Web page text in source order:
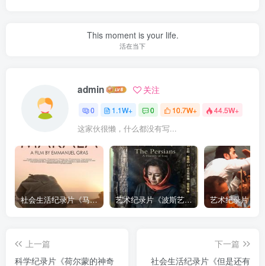
This moment is your life.
活在当下
admin 关注
0 1.1W+ 0 10.7W+ 44.5W+
这家伙很懒，什么都没有写...
社会生活纪录片《马加拉 Makala》下载 艺术纪录片《波斯艺术 Art of Persia》下载
上一篇
科学纪录片《荷尔蒙的神奇
下一篇
社会生活纪录片《但是还有